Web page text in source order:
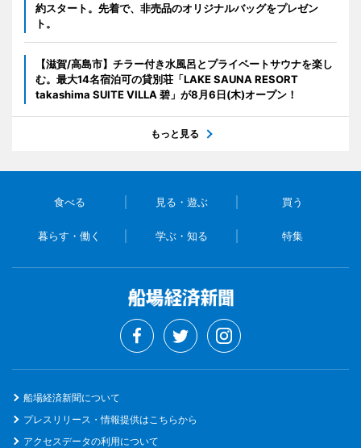
約スタート。先着で、非売品のオリジナルバッグをプレゼン
ト。
【滋賀/高島市】チラー付き水風呂とプライベートサウナを楽し
む。最大14名宿泊可の貸別荘「LAKE SAUNA RESORT
takashima SUITE VILLA 碧」が8月6日(木)オープン！
もっと見る
食べる 見る・遊ぶ 買う
暮らす・働く 学ぶ・知る 特集
船場経済新聞について
プレスリリース・情報提供はこちらから
アクセスデータの利用について